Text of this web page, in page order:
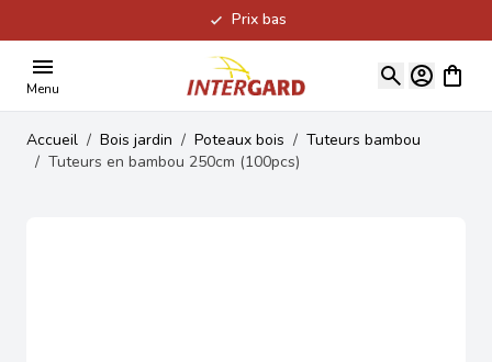
Prix bas
Menu
Voir
Accueil / Bois jardin / Poteaux bois / Tuteurs bambou
/ Tuteurs en bambou 250cm (100pcs)